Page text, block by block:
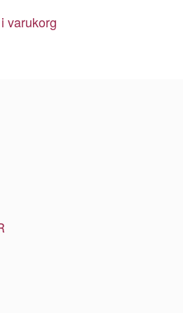
varukorg